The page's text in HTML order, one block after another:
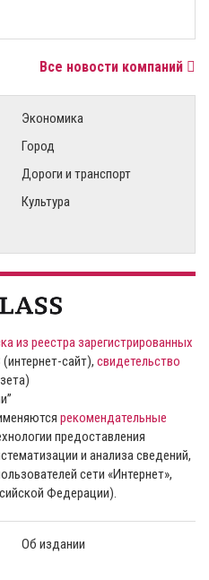
Все новости компаний
Экономика
Город
Дороги и транспорт
Культура
из реестра зарегистрированных
сайт), свидетельство
рекомендательные
предоставления
и анализа сведений,
сети «Интернет»,
Федерации).
Об издании